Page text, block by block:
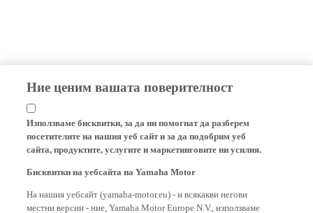
Ние ценим вашата поверителност
Използваме бисквитки, за да ни помогнат да разберем
посетителите на нашия уеб сайт и за да подобрим уеб
сайта, продуктите, услугите и маркетинговите ни усилия.
Бисквитки на уебсайта на Yamaha Motor
На нашия уебсайт (yamaha-motor.eu) - и всякакви негови
местни версии - ние, Yamaha Motor Europe N.V., използваме